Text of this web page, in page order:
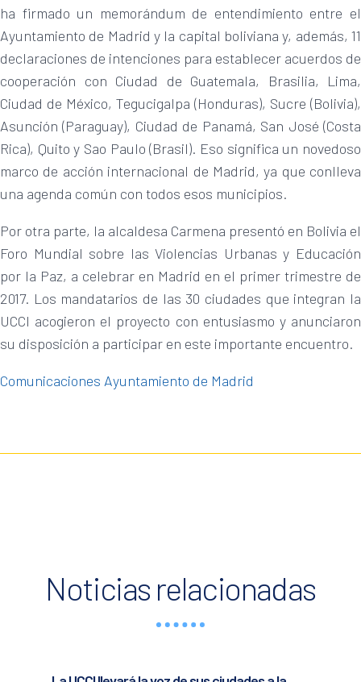
ha firmado un memorándum de entendimiento entre el
Ayuntamiento de Madrid y la capital boliviana y, además, 11
declaraciones de intenciones para establecer acuerdos de
cooperación con Ciudad de Guatemala, Brasilia, Lima,
Ciudad de México, Tegucigalpa (Honduras), Sucre (Bolivia),
Asunción (Paraguay), Ciudad de Panamá, San José (Costa
Rica), Quito y Sao Paulo (Brasil). Eso significa un novedoso
marco de acción internacional de Madrid, ya que conlleva
una agenda común con todos esos municipios.
Por otra parte, la alcaldesa Carmena presentó en Bolivia el
Foro Mundial sobre las Violencias Urbanas y Educación
por la Paz, a celebrar en Madrid en el primer trimestre de
2017. Los mandatarios de las 30 ciudades que integran la
UCCI acogieron el proyecto con entusiasmo y anunciaron
su disposición a participar en este importante encuentro.
Comunicaciones Ayuntamiento de Madrid
Noticias relacionadas